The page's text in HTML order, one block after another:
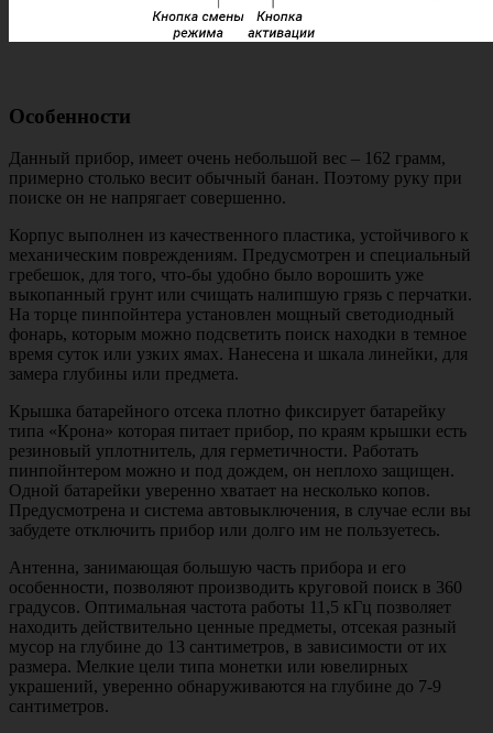
Особенности
Данный прибор, имеет очень небольшой вес – 162 грамм,
примерно столько весит обычный банан. Поэтому руку при
поиске он не напрягает совершенно.
Корпус выполнен из качественного пластика, устойчивого к
механическим повреждениям. Предусмотрен и специальный
гребешок, для того, что-бы удобно было ворошить уже
выкопанный грунт или счищать налипшую грязь с перчатки.
На торце пинпойнтера установлен мощный светодиодный
фонарь, которым можно подсветить поиск находки в темное
время суток или узких ямах. Нанесена и шкала линейки, для
замера глубины или предмета.
Крышка батарейного отсека плотно фиксирует батарейку
типа «Крона» которая питает прибор, по краям крышки есть
резиновый уплотнитель, для герметичности. Работать
пинпойнтером можно и под дождем, он неплохо защищен.
Одной батарейки уверенно хватает на несколько копов.
Предусмотрена и система автовыключения, в случае если вы
забудете отключить прибор или долго им не пользуетесь.
Антенна, занимающая большую часть прибора и его
особенности, позволяют производить круговой поиск в 360
градусов. Оптимальная частота работы 11,5 кГц позволяет
находить действительно ценные предметы, отсекая разный
мусор на глубине до 13 сантиметров, в зависимости от их
размера. Мелкие цели типа монетки или ювелирных
украшений, уверенно обнаруживаются на глубине до 7-9
сантиметров.